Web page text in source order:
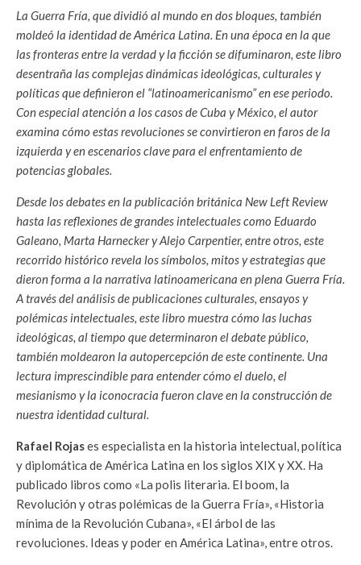
La Guerra Fría, que dividió al mundo en dos bloques, también
moldeó la identidad de América Latina. En una época en la que
las fronteras entre la verdad y la ficción se difuminaron, este libro
desentraña las complejas dinámicas ideológicas, culturales y
políticas que definieron el “latinoamericanismo” en ese periodo.
Con especial atención a los casos de Cuba y México, el autor
examina cómo estas revoluciones se convirtieron en faros de la
izquierda y en escenarios clave para el enfrentamiento de
potencias globales.
Desde los debates en la publicación británica New Left Review
hasta las reflexiones de grandes intelectuales como Eduardo
Galeano, Marta Harnecker y Alejo Carpentier, entre otros, este
recorrido histórico revela los símbolos, mitos y estrategias que
dieron forma a la narrativa latinoamericana en plena Guerra Fría.
A través del análisis de publicaciones culturales, ensayos y
polémicas intelectuales, este libro muestra cómo las luchas
ideológicas, al tiempo que determinaron el debate público,
también moldearon la autopercepción de este continente. Una
lectura imprescindible para entender cómo el duelo, el
mesianismo y la iconocracia fueron clave en la construcción de
nuestra identidad cultural.
Rafael Rojases especialista en la historia intelectual, política
y diplomática de América Latina en los siglos XIX y XX. Ha
publicado libros como «La polis literaria. El boom, la
Revolución y otras polémicas de la Guerra Fría», «Historia
mínima de la Revolución Cubana», «El árbol de las
revoluciones. Ideas y poder en América Latina», entre otros.